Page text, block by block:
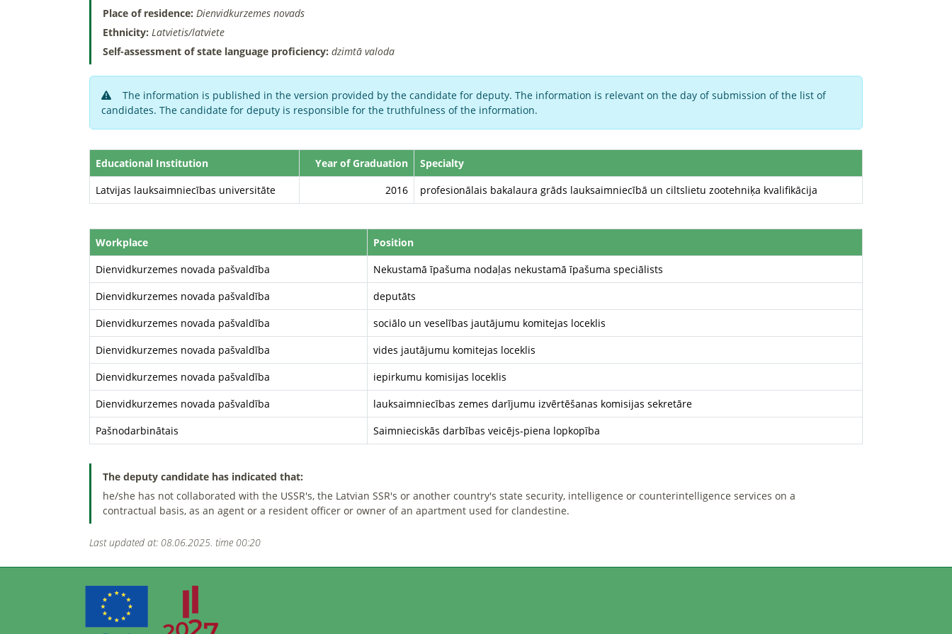
Place of residence: Dienvidkurzemes novads
Ethnicity: Latvietis/latviete
Self-assessment of state language proficiency: dzimtā valoda
The information is published in the version provided by the candidate for deputy. The information is relevant on the day of submission of the list of
candidates. The candidate for deputy is responsible for the truthfulness of the information.
Educational Institution Year of Graduation
Specialty
Latvijas lauksaimniecības universitāte
2016 profesionālais bakalaura grāds lauksaimniecībā un ciltslietu zootehniķa kvalifikācija
Workplace
Position
Dienvidkurzemes novada pašvaldība
Nekustamā īpašuma nodaļas nekustamā īpašuma speciālists
Dienvidkurzemes novada pašvaldība
deputāts
Dienvidkurzemes novada pašvaldība
sociālo un veselības jautājumu komitejas loceklis
Dienvidkurzemes novada pašvaldība
vides jautājumu komitejas loceklis
Dienvidkurzemes novada pašvaldība
iepirkumu komisijas loceklis
Dienvidkurzemes novada pašvaldība
lauksaimniecības zemes darījumu izvērtēšanas komisijas sekretāre
Pašnodarbinātais
Saimnieciskās darbības veicējs-piena lopkopība
The deputy candidate has indicated that:
he/she has not collaborated with the USSR's, the Latvian SSR's or another country's state security, intelligence or counterintelligence services on a
contractual basis, as an agent or a resident officer or owner of an apartment used for clandestine.
Last updated at: 08.06.2025. time 00:20